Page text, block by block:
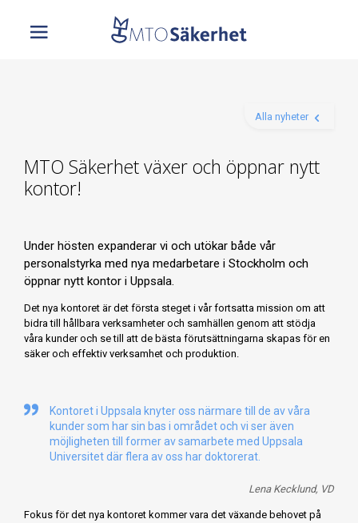
Alla nyheter
MTO Säkerhet växer och öppnar nytt
kontor!
Under hösten expanderar vi och utökar både vår
personalstyrka med nya medarbetare i Stockholm och
öppnar nytt kontor i Uppsala.
Det nya kontoret är det första steget i vår fortsatta mission om att
bidra till hållbara verksamheter och samhällen genom att stödja
våra kunder och se till att de bästa förutsättningarna skapas för en
säker och effektiv verksamhet och produktion.
Kontoret i Uppsala knyter oss närmare till de av våra
kunder som har sin bas i området och vi ser även
möjligheten till former av samarbete med Uppsala
Universitet där flera av oss har doktorerat.
Lena Kecklund, VD
Fokus för det nya kontoret kommer vara det växande behovet på